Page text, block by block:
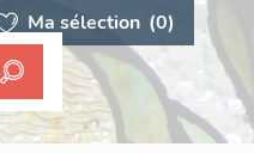
Ma sélection (0)